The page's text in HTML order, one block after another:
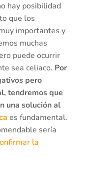
hay posibilidad
que los
importantes y
muchas
puede ocurrir
sea celiaco. Por
pero
tendremos que
una solución al
es fundamental.
sería
la